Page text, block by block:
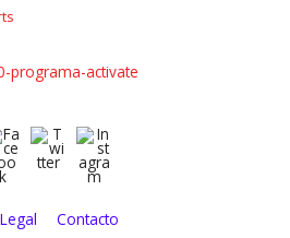
Contacto